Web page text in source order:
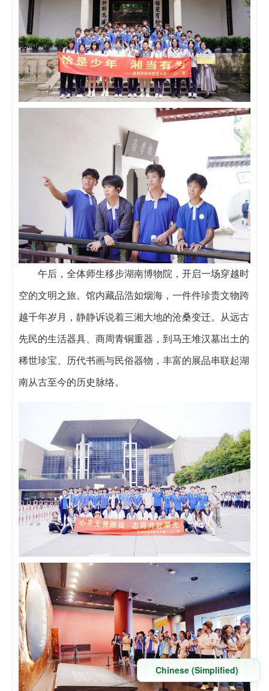
午后，全体师生移步湖南博物院，开启一场穿越时
空的文明之旅。馆内藏品浩如烟海，一件件珍贵文物跨
越千年岁月，静静诉说着三湘大地的沧桑变迁。从远古
先民的生活器具、商周青铜重器，到马王堆汉墓出土的
稀世珍宝、历代书画与民俗器物，丰富的展品串联起湖
南从古至今的历史脉络。